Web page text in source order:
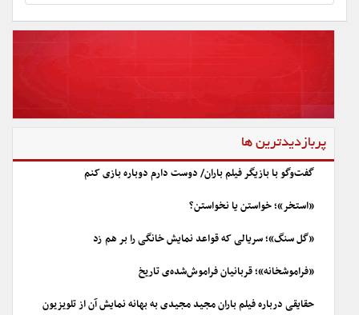
پربازدیدترین ها
گفت‌وگو با بازیگر فیلم باران/ دوست دارم دوباره بازی کنم
«استخر»؛ خواستن یا نخواستن؟
«گل سنگ»؛ سریالی که قواعد نمایش خانگی را بر هم زد
«فراموشخانه»؛ قربانیان فراموش‌شده‌ی تاریخ
حقایقی درباره فیلم باران مجید مجیدی به بهانه نمایش آن از تلویزیون